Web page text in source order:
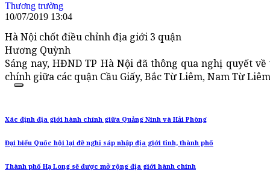
Thương trường
10/07/2019 13:04
Hà Nội chốt điều chỉnh địa giới 3 quận
Hương Quỳnh
Sáng nay, HĐND TP Hà Nội đã thông qua nghị quyết
chính giữa các quận Cầu Giấy, Bắc Từ Liêm, Nam Từ
Xác định địa giới hành chính giữa Quảng Ninh và Hải Phòng
Đại biểu Quốc hội lại đề nghị sáp nhập địa giới tỉnh, thành phố
Thành phố Hạ Long sẽ được mở rộng địa giới hành chính